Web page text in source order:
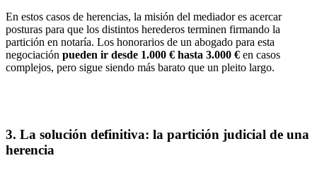
En estos casos de herencias, la misión del mediador es acercar
posturas para que los distintos herederos terminen firmando la
partición en notaría. Los honorarios de un abogado para esta
negociación pueden ir desde 1.000 € hasta 3.000 € en casos
complejos, pero sigue siendo más barato que un pleito largo.
3. La solución definitiva: la partición judicial de una
herencia